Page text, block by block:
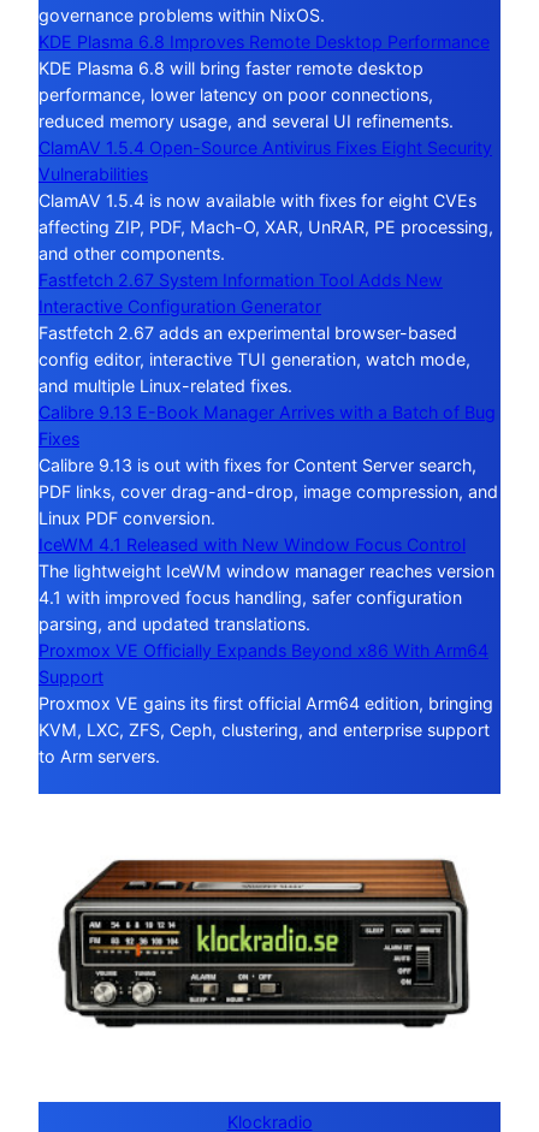
governance problems within NixOS.
KDE Plasma 6.8 Improves Remote Desktop Performance
KDE Plasma 6.8 will bring faster remote desktop
performance, lower latency on poor connections,
reduced memory usage, and several UI refinements.
ClamAV 1.5.4 Open-Source Antivirus Fixes Eight Security
Vulnerabilities
ClamAV 1.5.4 is now available with fixes for eight CVEs
affecting ZIP, PDF, Mach-O, XAR, UnRAR, PE processing,
and other components.
Fastfetch 2.67 System Information Tool Adds New
Interactive Configuration Generator
Fastfetch 2.67 adds an experimental browser-based
config editor, interactive TUI generation, watch mode,
and multiple Linux-related fixes.
Calibre 9.13 E-Book Manager Arrives with a Batch of Bug
Fixes
Calibre 9.13 is out with fixes for Content Server search,
PDF links, cover drag-and-drop, image compression, and
Linux PDF conversion.
IceWM 4.1 Released with New Window Focus Control
The lightweight IceWM window manager reaches version
4.1 with improved focus handling, safer configuration
parsing, and updated translations.
Proxmox VE Officially Expands Beyond x86 With Arm64
Support
Proxmox VE gains its first official Arm64 edition, bringing
KVM, LXC, ZFS, Ceph, clustering, and enterprise support
to Arm servers.
Klockradio